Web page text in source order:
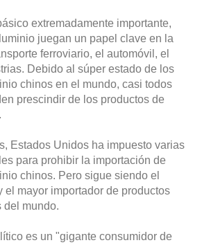
extremadamente importante,
juegan un papel clave en la
ferroviario, el automóvil, el
Debido al súper estado de los
chinos en el mundo, casi todos
prescindir de los productos de
Estados Unidos ha impuesto varias
para prohibir la importación de
chinos. Pero sigue siendo el
el mayor importador de productos
del mundo.
es un "gigante consumidor de